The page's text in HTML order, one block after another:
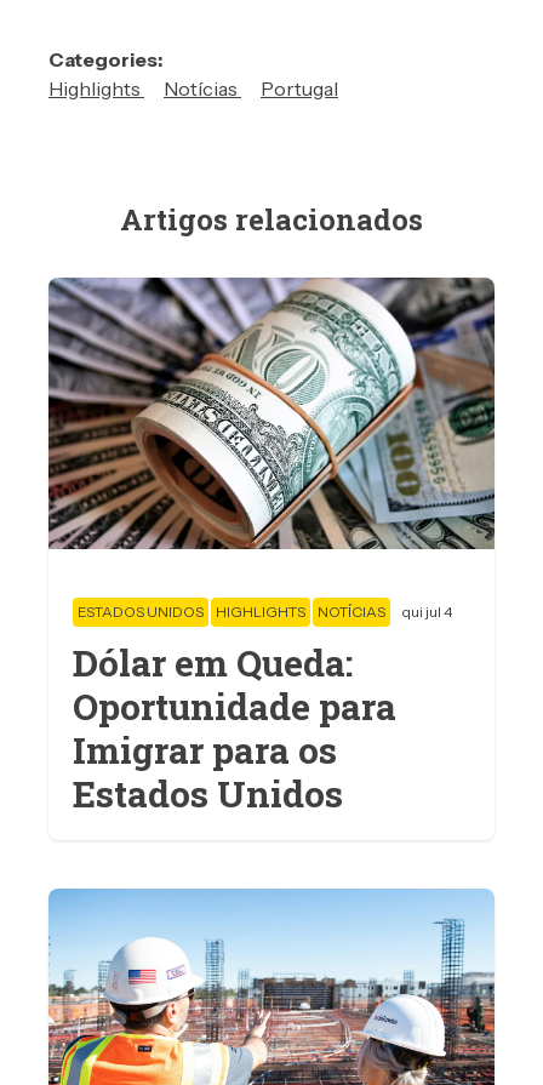
Categories:
Highlights
Notícias Portugal
Artigos relacionados
ESTADOS UNIDOS HIGHLIGHTS NOTÍCIAS qui jul 4
Dólar em Queda:
Oportunidade para
Imigrar para os
Estados Unidos